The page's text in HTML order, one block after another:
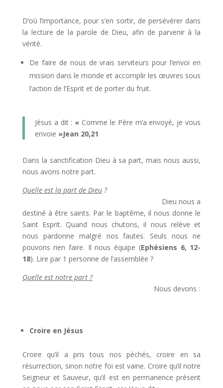
D’où l’importance, pour s’en sortir, de persévérer dans
la lecture de la parole de Dieu, afin de parvenir à la
vérité.
De faire de nous de vrais serviteurs pour l’envoi en
mission dans le monde et accomplir les œuvres sous
l’action de l’Esprit et de porter du fruit.
Jésus a dit : « Comme le Père m’a envoyé, je vous
envoie »Jean 20,21
Dans la sanctification Dieu à sa part, mais nous aussi,
nous avons notre part.
Quelle est la part de Dieu ?
Dieu nous a
destiné à être saints. Par le baptême, il nous donne le
Saint Esprit. Quand nous chutons, il nous relève et
nous pardonne malgré nos fautes. Seuls nous ne
pouvons rien faire. Il nous équipe (Ephésiens 6, 12-
18). Lire par 1 personne de l’assemblée ?
Quelle est notre part ?
Nous devons :
Croire en Jésus
Croire qu’il a pris tous nos péchés, croire en sa
résurrection, sinon notre foi est vaine. Croire qu’il notre
Seigneur et Sauveur, qu’il est en permanence présent